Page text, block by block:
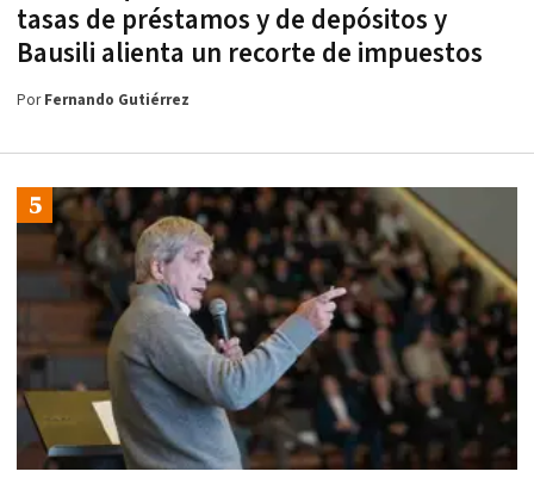
tasas de préstamos y de depósitos y
Bausili alienta un recorte de impuestos
PorFernando Gutiérrez